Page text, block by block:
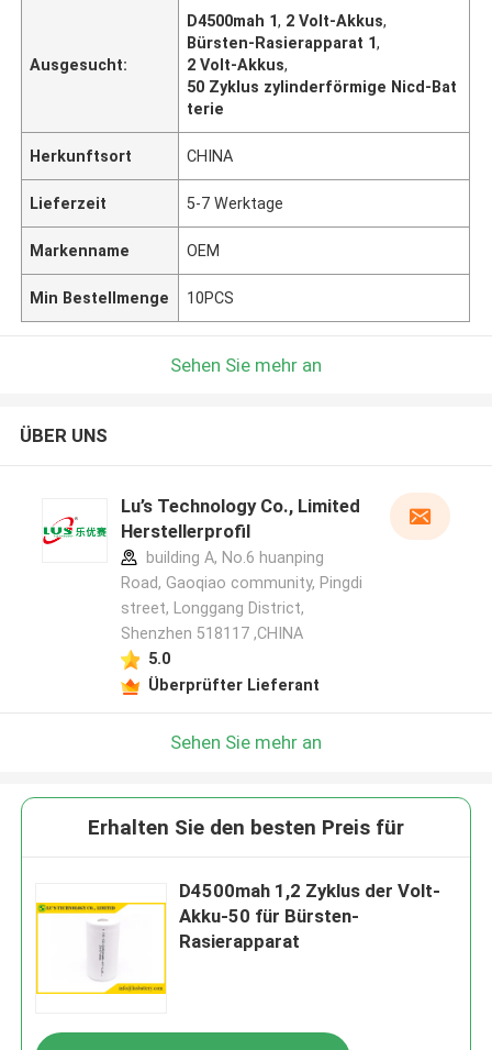
Ausgesucht:
D4500mah 1, 2 Volt-Akkus,
Bürsten-Rasierapparat 1,
2 Volt-Akkus,
50 Zyklus zylinderförmige Nicd-Bat
terie
Herkunftsort CHINA
Lieferzeit 5-7 Werktage
Markenname OEM
Min Bestellmenge 10PCS
Sehen Sie mehr an
ÜBER UNS
Lu’s Technology Co., Limited
Herstellerprofil
building A, No.6 huanping
Road, Gaoqiao community, Pingdi
street, Longgang District,
Shenzhen 518117 ,CHINA
5.0
Überprüfter Lieferant
Sehen Sie mehr an
Erhalten Sie den besten Preis für
D4500mah 1,2 Zyklus der Volt-
Akku-50 für Bürsten-
Rasierapparat